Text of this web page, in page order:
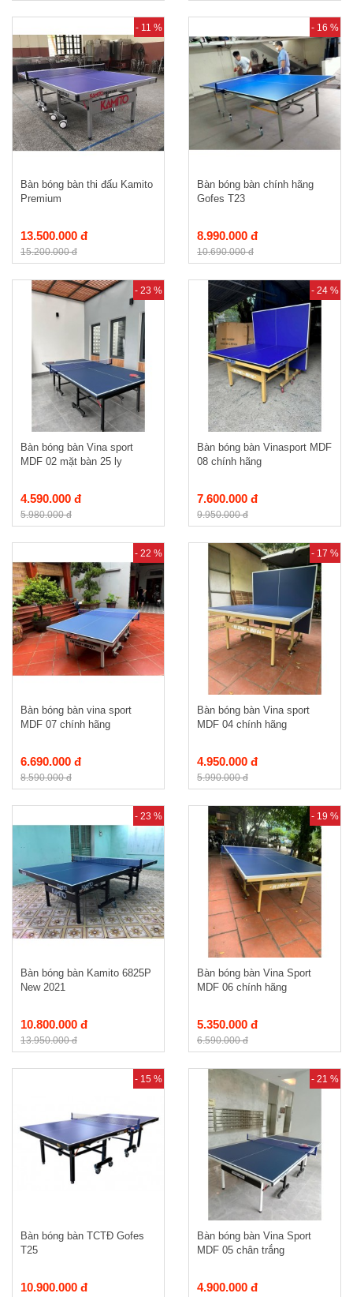
- 11 %
Bàn bóng bàn thi đấu Kamito
Premium
13.500.000 đ
15.200.000 đ
- 16 %
Bàn bóng bàn chính hãng
Gofes T23
8.990.000 đ
10.690.000 đ
- 23 %
Bàn bóng bàn Vina sport
MDF 02 mặt bàn 25 ly
4.590.000 đ
5.980.000 đ
- 24 %
Bàn bóng bàn Vinasport MDF
08 chính hãng
7.600.000 đ
9.950.000 đ
- 22 %
Bàn bóng bàn vina sport
MDF 07 chính hãng
6.690.000 đ
8.590.000 đ
- 17 %
Bàn bóng bàn Vina sport
MDF 04 chính hãng
4.950.000 đ
5.990.000 đ
- 23 %
Bàn bóng bàn Kamito 6825P
New 2021
10.800.000 đ
13.950.000 đ
- 19 %
Bàn bóng bàn Vina Sport
MDF 06 chính hãng
5.350.000 đ
6.590.000 đ
- 15 %
Bàn bóng bàn TCTĐ Gofes
T25
10.900.000 đ
- 21 %
Bàn bóng bàn Vina Sport
MDF 05 chân trắng
4.900.000 đ